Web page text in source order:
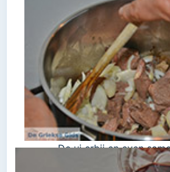
rundvlees
De ui erbij en even